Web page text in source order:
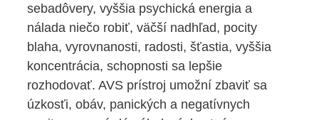
sebadôvery, vyššia psychická energia a
nálada niečo robiť, väčší nadhľad, pocity
blaha, vyrovnanosti, radosti, šťastia, vyššia
koncentrácia, schopnosti sa lepšie
rozhodovať. AVS prístroj umožní zbaviť sa
úzkosťi, obáv, panických a negatívnych